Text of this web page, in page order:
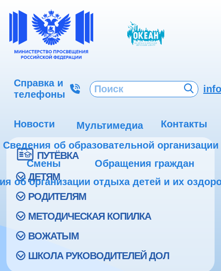
Справка и
телефоны
Новости Мультимедиа
Контакты
Сведения об образовательной организации
Смены
Обращения граждан
об организации отдыха детей и их
ПУТЁВКА
ДЕТЯМ
РОДИТЕЛЯМ
МЕТОДИЧЕСКАЯ КОПИЛКА
ВОЖАТЫМ
ШКОЛА РУКОВОДИТЕЛЕЙ ДОЛ